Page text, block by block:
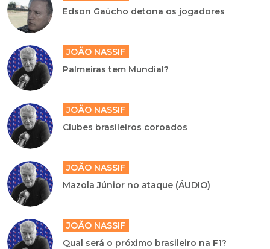
Edson Gaúcho detona os jogadores
JOÃO NASSIF
Palmeiras tem Mundial?
JOÃO NASSIF
Clubes brasileiros coroados
JOÃO NASSIF
Mazola Júnior no ataque (ÁUDIO)
JOÃO NASSIF
Qual será o próximo brasileiro na F1?